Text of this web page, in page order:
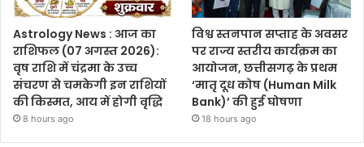
Astrology News : आज का
राशिफल (07 अगस्त 2026):
वृष राशि में चंद्रमा के उच्च
संचरण से चमकेगी इन राशियों
की किस्मत, आय में होगी वृद्धि
8 hours ago
विश्व स्तनपान सप्ताह के अवसर
पर राज्य स्तरीय कार्यक्रम का
आयोजन, छत्तीसगढ़ के प्रथम
‘मातृ दूध कोष (Human Milk
Bank)’ की हुई घोषणा
18 hours ago